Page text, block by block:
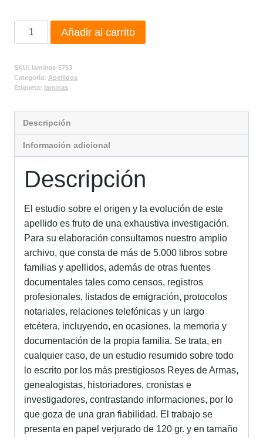
Añadir al carrito
SKU: laminas-5753
Categoría: Apellidos
Etiqueta: laminas
Descripción
Información adicional
Descripción
El estudio sobre el origen y la evolución de este
apellido es fruto de una exhaustiva investigación.
Para su elaboración consultamos nuestro amplio
archivo, que consta de más de 5.000 libros sobre
familias y apellidos, además de otras fuentes
documentales tales como censos, registros
profesionales, listados de emigración, protocolos
notariales, relaciones telefónicas y un largo
etcétera, incluyendo, en ocasiones, la memoria y
documentación de la propia familia. Se trata, en
cualquier caso, de un estudio resumido sobre todo
lo escrito por los más prestigiosos Reyes de Armas,
genealogistas, historiadores, cronistas e
investigadores, contrastando informaciones, por lo
que goza de una gran fiabilidad. El trabajo se
presenta en papel verjurado de 120 gr. y en tamaño